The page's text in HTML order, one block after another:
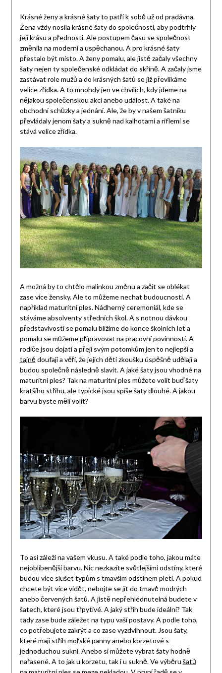
Krásné ženy a krásné šaty to patří k sobě už od pradávna.
Žena vždy nosila krásné šaty do společnosti, aby podtrhly
její krásu a přednosti. Ale postupem času se společnost
změnila na moderní a uspěchanou. A pro krásné šaty
přestalo být místo. A ženy pomalu, ale jistě začaly všechny
šaty nejen ty společenské odkládat do skříně. A začaly jsme
zastávat role mužů a do krásných šatů se již převlíkáme
velice zřídka. A to mnohdy jen ve chvílích, kdy jdeme na
nějakou společenskou akci anebo událost. A také na
obchodní schůzky a jednání. Ale, že by v našem šatníku
převládaly jenom šaty a sukně nad kalhotami a riflemi se
stává velice zřídka.
A možná by to chtělo malinkou změnu a začít se oblékat
zase více žensky. Ale to můžeme nechat budoucnosti. A
například maturitní ples. Nádherný ceremoniál, kde se
stáváme absolventy středních škol. A s notnou dávkou
představivosti se pomalu blížíme do konce školních let a
pomalu se můžeme připravovat na pracovní povinnosti. A
rodiče jsou dojatí a přejí svým potomkům jen to nejlepší a
tajnědoufají a věří, že jejich děti zkoušku úspěšně udělají a
budou společně následně slavit. A jaké šaty jsou vhodné na
maturitní ples? Tak na maturitní ples můžete volit buď šaty
kratšího střihu, ale typické jsou spíše šaty dlouhé. A jakou
barvu byste měli volit?
To asi záleží na vašem vkusu. A také podle toho, jakou máte
nejoblíbenější barvu. Nic nezkazíte světlejšími odstíny, které
budou více slušet typům s tmavším odstínem pleti. A pokud
chcete být více vidět, nebojte se jít do tmavě modrých
anebo červených šatů. A jistě nepřehlédnutelná budete v
šatech, které jsou třpytivé. A jaký střih bude ideální? Tak
tady zase bude záležet na typu vaší postavy. A podle toho,
co potřebujete zakrýt a co zase vyzdvihnout. Jsou šaty,
které mají střih mořské panny anebo korzetové s
jednoduchou sukní. Anebo si můžete vybrat šaty hodně
nařasené. A to jak u korzetu, tak i u sukně. Ve výběru šatů